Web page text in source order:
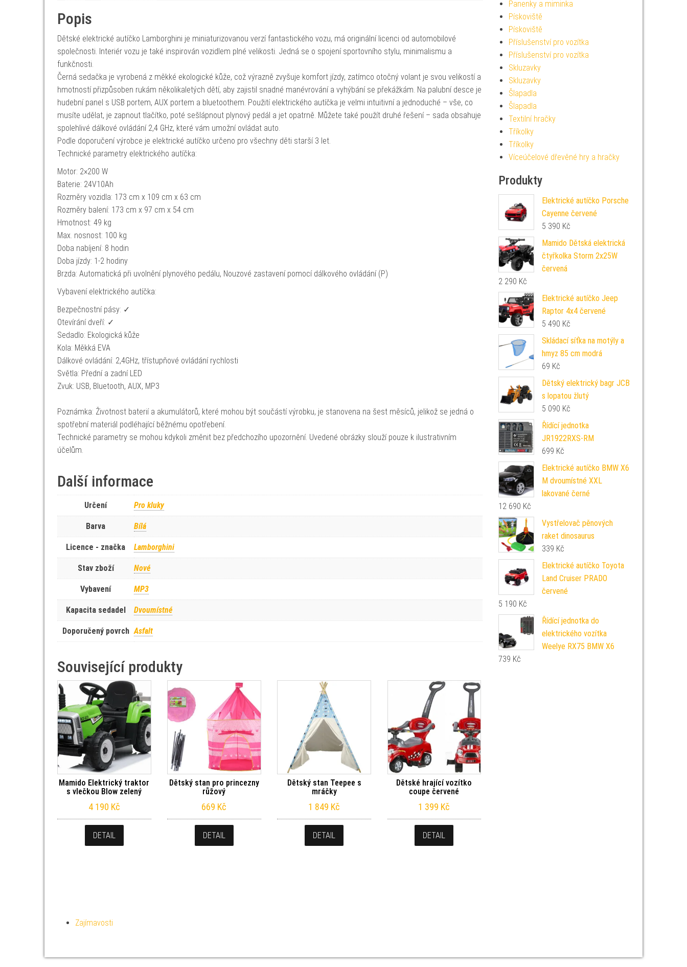
Popis
Dětské elektrické autíčko Lamborghini je miniaturizovanou verzí fantastického vozu, má originální licenci od automobilové
společnosti. Interiér vozu je také inspirován vozidlem plné velikosti. Jedná se o spojení sportovního stylu, minimalismu a
funkčnosti.
Černá sedačka je vyrobená z měkké ekologické kůže, což výrazně zvyšuje komfort jízdy, zatímco otočný volant je svou velikostí a
hmotností přizpůsoben rukám několikaletých dětí, aby zajistil snadné manévrování a vyhýbání se překážkám. Na palubní desce je
hudební panel s USB portem, AUX portem a bluetoothem. Použití elektrického autíčka je velmi intuitivní a jednoduché – vše, co
musíte udělat, je zapnout tlačítko, poté sešlápnout plynový pedál a jet opatrně. Můžete také použít druhé řešení – sada obsahuje
spolehlivé dálkové ovládání 2,4 GHz, které vám umožní ovládat auto.
Podle doporučení výrobce je elektrické autíčko určeno pro všechny děti starší 3 let.
Technické parametry elektrického autíčka:
Motor: 2×200 W
Baterie: 24V10Ah
Rozměry vozidla: 173 cm x 109 cm x 63 cm
Rozměry balení: 173 cm x 97 cm x 54 cm
Hmotnost: 49 kg
Max. nosnost: 100 kg
Doba nabíjení: 8 hodin
Doba jízdy: 1-2 hodiny
Brzda: Automatická při uvolnění plynového pedálu, Nouzové zastavení pomocí dálkového ovládání (P)
Vybavení elektrického autíčka:
Bezpečnostní pásy: ✓
Otevírání dveří: ✓
Sedadlo: Ekologická kůže
Kola: Měkká EVA
Dálkové ovládání: 2,4GHz, třístupňové ovládání rychlosti
Světla: Přední a zadní LED
Zvuk: USB, Bluetooth, AUX, MP3
Poznámka: Životnost baterií a akumulátorů, které mohou být součástí výrobku, je stanovena na šest měsíců, jelikož se jedná o
spotřební materiál podléhající běžnému opotřebení.
Technické parametry se mohou kdykoli změnit bez předchozího upozornění. Uvedené obrázky slouží pouze k ilustrativním
účelům.
Další informace
Určení Pro kluky
Barva Bílá
Licence - značka Lamborghini
Stav zboží Nové
Vybavení MP3
Kapacita sedadel Dvoumístné
Doporučený povrch Asfalt
Související produkty
Mamido Elektrický traktor
s vlečkou Blow zelený
4 190 Kč
DETAIL
Dětský stan pro princezny
růžový
669 Kč
DETAIL
Dětský stan Teepee s
mráčky
1 849 Kč
DETAIL
Dětské hrající vozítko
coupe červené
1 399 Kč
DETAIL
Panenky a miminka
Pískoviště
Pískoviště
Příslušenství pro vozítka
Příslušenství pro vozítka
Skluzavky
Skluzavky
Šlapadla
Šlapadla
Textilní hračky
Tříkolky
Tříkolky
Víceúčelové dřevěné hry a hračky
Produkty
Elektrické autíčko Porsche
Cayenne červené
5 390 Kč
Mamido Dětská elektrická
čtyřkolka Storm 2x25W
červená
2 290 Kč
Elektrické autíčko Jeep
Raptor 4x4 červené
5 490 Kč
Skládací síťka na motýly a
hmyz 85 cm modrá
69 Kč
Dětský elektrický bagr JCB
s lopatou žlutý
5 090 Kč
Řídící jednotka
JR1922RXS-RM
699 Kč
Elektrické autíčko BMW X6
M dvoumístné XXL
lakované černé
12 690 Kč
Vystřelovač pěnových
raket dinosaurus
339 Kč
Elektrické autíčko Toyota
Land Cruiser PRADO
červené
5 190 Kč
Řídící jednotka do
elektrického vozítka
Weelye RX75 BMW X6
739 Kč
Zajímavosti